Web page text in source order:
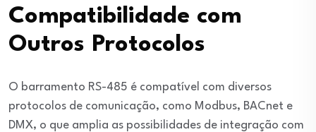
Compatibilidade com
Outros Protocolos
O barramento RS-485 é compatível com diversos
protocolos de comunicação, como Modbus, BACnet e
DMX, o que amplia as possibilidades de integração com